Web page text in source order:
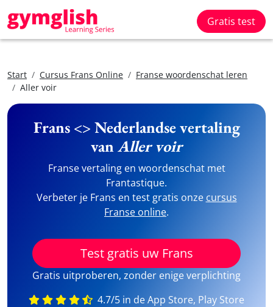
Gratis test
Start Cursus Frans Online
Franse woordenschat leren
Aller voir
Frans <> Nederlandse vertaling
vanAller voir
Franse vertaling en woordenschat met
Frantastique.
Verbeter je Frans en test gratis onze cursus
Franse online.
Test gratis uw Frans
Gratis uitproberen, zonder enige verplichting
4.7/5 in de App Store, Play Store